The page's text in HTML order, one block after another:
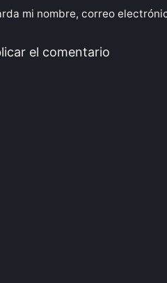
mi nombre, correo